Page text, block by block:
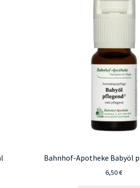
Bahnhof-Apotheke Babyöl
6,50€